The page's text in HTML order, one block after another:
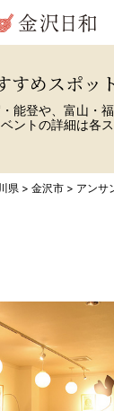
めスポッ
能登や、富山・
ントの詳細は各
県 >金沢市 > アンサ